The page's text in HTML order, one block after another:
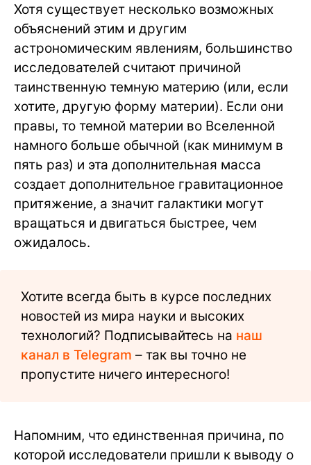
Хотя существует несколько возможных
объяснений этим и другим
астрономическим явлениям, большинство
исследователей считают причиной
таинственную темную материю (или, если
хотите, другую форму материи). Если они
правы, то темной материи во Вселенной
намного больше обычной (как минимум в
пять раз) и эта дополнительная масса
создает дополнительное гравитационное
притяжение, а значит галактики могут
вращаться и двигаться быстрее, чем
ожидалось.
Хотите всегда быть в курсе последних
новостей из мира науки и высоких
технологий? Подписывайтесь на наш
канал в Telegram – так вы точно не
пропустите ничего интересного!
Напомним, что единственная причина, по
которой исследователи пришли к выводу о